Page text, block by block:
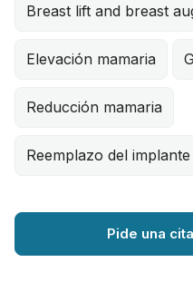
Breast lift and breast
Elevación mamaria
Reducción mamaria
Reemplazo del
Pide una